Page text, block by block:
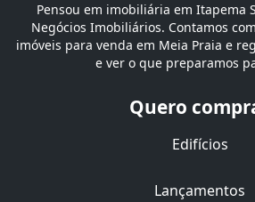
Pensou em imobiliária em Itapema
Negócios Imobiliários. Contamos
imóveis para venda em Meia Praia e
e ver o que preparamos
Quero
Edifícios
Lançamentos